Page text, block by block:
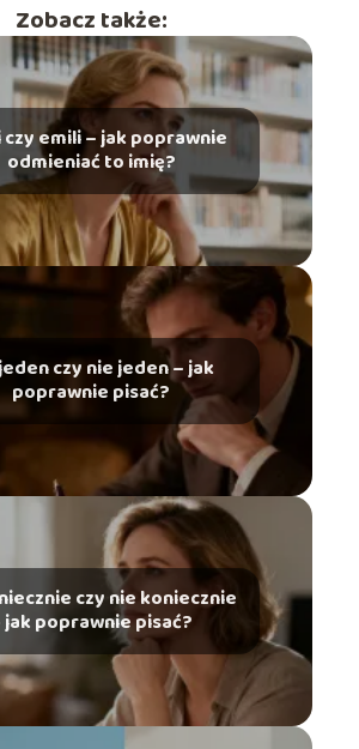
Zobacz także:
czy emili – jak poprawnie
odmieniać to imię?
czy nie jeden – jak
poprawnie pisać?
czy nie koniecznie
jak poprawnie pisać?